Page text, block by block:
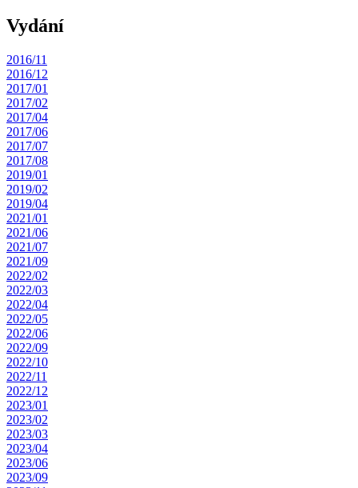
Vydání
2016/11
2016/12
2017/01
2017/02
2017/04
2017/06
2017/07
2017/08
2019/01
2019/02
2019/04
2021/01
2021/06
2021/07
2021/09
2022/02
2022/03
2022/04
2022/05
2022/06
2022/09
2022/10
2022/11
2022/12
2023/01
2023/02
2023/03
2023/04
2023/06
2023/09